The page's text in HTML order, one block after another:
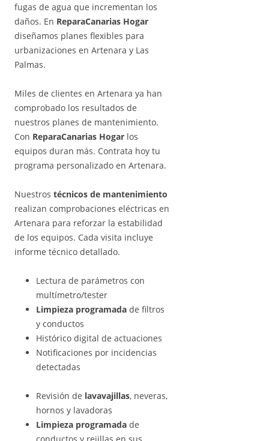
fugas de agua que incrementan los
daños. En ReparaCanarias Hogar
diseñamos planes flexibles para
urbanizaciones en Artenara y Las
Palmas.
Miles de clientes en Artenara ya han
comprobado los resultados de
nuestros planes de mantenimiento.
Con ReparaCanarias Hogar los
equipos duran más. Contrata hoy tu
programa personalizado en Artenara.
Nuestros técnicos de mantenimiento
realizan comprobaciones eléctricas en
Artenara para reforzar la estabilidad
de los equipos. Cada visita incluye
informe técnico detallado.
Lectura de parámetros con
multímetro/tester
Limpieza programada de filtros
y conductos
Histórico digital de actuaciones
Notificaciones por incidencias
detectadas
Revisión de lavavajillas, neveras,
hornos y lavadoras
Limpieza programada de